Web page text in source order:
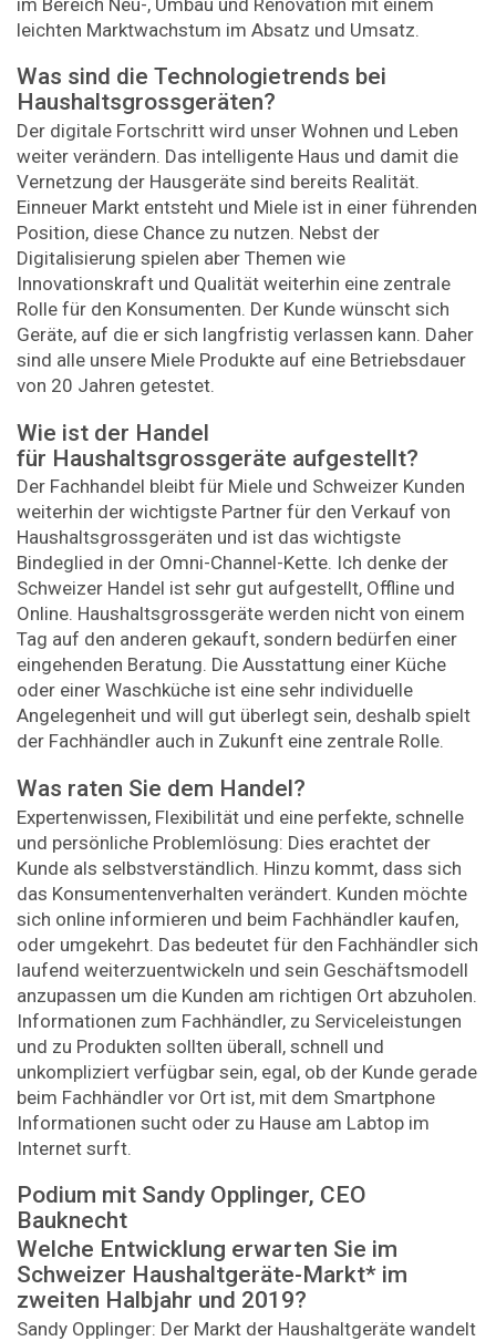
leichten Marktwachstum im Absatz und Umsatz.
Was sind die Technologietrends bei
Haushaltsgrossgeräten?
Der digitale Fortschritt wird unser Wohnen und Leben
weiter verändern. Das intelligente Haus und damit die
Vernetzung der Hausgeräte sind bereits Realität.
Einneuer Markt entsteht und Miele ist in einer führenden
Position, diese Chance zu nutzen. Nebst der
Digitalisierung spielen aber Themen wie
Innovationskraft und Qualität weiterhin eine zentrale
Rolle für den Konsumenten. Der Kunde wünscht sich
Geräte, auf die er sich langfristig verlassen kann. Daher
sind alle unsere Miele Produkte auf eine Betriebsdauer
von 20 Jahren getestet.
Wie ist der Handel
für Haushaltsgrossgeräte aufgestellt?
Der Fachhandel bleibt für Miele und Schweizer Kunden
weiterhin der wichtigste Partner für den Verkauf von
Haushaltsgrossgeräten und ist das wichtigste
Bindeglied in der Omni-Channel-Kette. Ich denke der
Schweizer Handel ist sehr gut aufgestellt, Offline und
Online. Haushaltsgrossgeräte werden nicht von einem
Tag auf den anderen gekauft, sondern bedürfen einer
eingehenden Beratung. Die Ausstattung einer Küche
oder einer Waschküche ist eine sehr individuelle
Angelegenheit und will gut überlegt sein, deshalb spielt
der Fachhändler auch in Zukunft eine zentrale Rolle.
Was raten Sie dem Handel?
Expertenwissen, Flexibilität und eine perfekte, schnelle
und persönliche Problemlösung: Dies erachtet der
Kunde als selbstverständlich. Hinzu kommt, dass sich
das Konsumentenverhalten verändert. Kunden möchte
sich online informieren und beim Fachhändler kaufen,
oder umgekehrt. Das bedeutet für den Fachhändler sich
laufend weiterzuentwickeln und sein Geschäftsmodell
anzupassen um die Kunden am richtigen Ort abzuholen.
Informationen zum Fachhändler, zu Serviceleistungen
und zu Produkten sollten überall, schnell und
unkompliziert verfügbar sein, egal, ob der Kunde gerade
beim Fachhändler vor Ort ist, mit dem Smartphone
Informationen sucht oder zu Hause am Labtop im
Internet surft.
Podium mit Sandy Opplinger, CEO
Bauknecht
Welche Entwicklung erwarten Sie im
Schweizer Haushaltgeräte-Markt* im
zweiten Halbjahr und 2019?
Sandy Opplinger: Der Markt der Haushaltgeräte wandelt